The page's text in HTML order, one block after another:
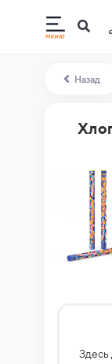
Назад
Здесь